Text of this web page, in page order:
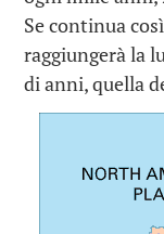
Se continua
raggiungerà la
di anni, quella